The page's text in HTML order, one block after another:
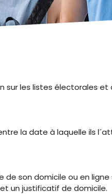
sur les listes électorales
la date à laquelle ils
son domicile ou en ligne
un justificatif de domicile.